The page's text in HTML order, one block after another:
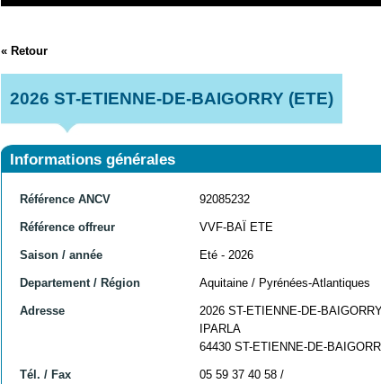
« Retour
2026 ST-ETIENNE-DE-BAIGORRY (ETE)
Informations générales
Référence ANCV 92085232
Référence offreur VVF-BAÏ ETE
Saison / année Eté - 2026
Departement / Région Aquitaine / Pyrénées-Atlantiques
Adresse
2026 ST-ETIENNE-DE-
IPARLA
64430 ST-ETIENNE-DE-
Tél. / Fax 05 59 37 40 58 /